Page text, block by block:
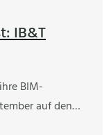
IB&T
BIM-
auf den…